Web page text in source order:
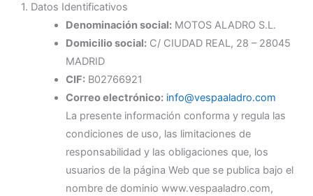
1. Datos Identificativos
Denominación social:MOTOS ALADRO S.L.
Domicilio social:C/ CIUDAD REAL, 28 – 28045
MADRID
CIF:B02766921
Correo electrónico: info@vespaaladro.com
La presente información conforma y regula las
condiciones de uso, las limitaciones de
responsabilidad y las obligaciones que, los
usuarios de la página Web que se publica bajo el
nombre de dominio www.vespaaladro.com,